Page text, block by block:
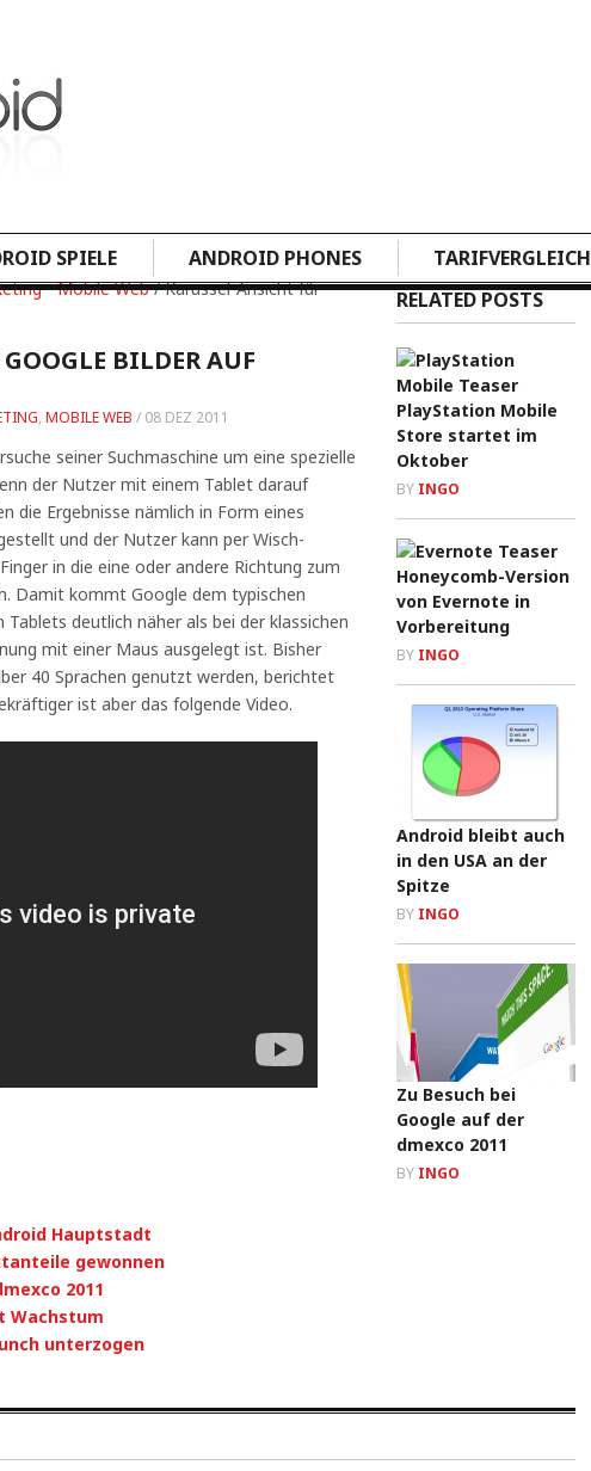
SPIELE ANDROID PHONES TARIFVERGLEICH
•Mobile Web/ Karussel-Ansicht für
BILDER AUF
, MOBILE WEB / 08 DEZ 2011
seiner Suchmaschine um eine spezielle
der Nutzer mit einem Tablet darauf
die Ergebnisse nämlich in Form eines
und der Nutzer kann per Wisch-
in die eine oder andere Richtung zum
Damit kommt Google dem typischen
deutlich näher als bei der klassichen
mit einer Maus ausgelegt ist. Bisher
40 Sprachen genutzt werden, berichtet
ist aber das folgende Video.
Hauptstadt
gewonnen
2011
Wachstum
unterzogen
RELATED POSTS
PlayStation Mobile
Store startet im
Oktober
BY INGO
Honeycomb-Version
von Evernote in
Vorbereitung
BY INGO
Android bleibt auch
in den USA an der
Spitze
BY INGO
Zu Besuch bei
Google auf der
dmexco 2011
BY INGO